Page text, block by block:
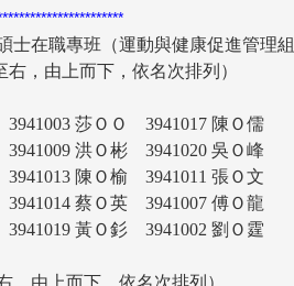
士在職專班（運動與健康促進管理
右，由上而下，依名次排列）
莎ＯＯ 3941017 陳Ｏ
洪Ｏ彬 3941020 吳Ｏ
陳Ｏ榆 3941011 張Ｏ
蔡Ｏ英 3941007 傅Ｏ
黃Ｏ釤 3941002 劉Ｏ
，由上而下，依名次排列）